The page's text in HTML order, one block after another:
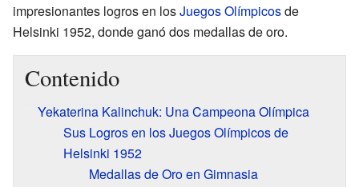
impresionantes logros en losJuegos Olímpicosde
Helsinki 1952, donde ganó dos medallas de oro.
Contenido
Yekaterina Kalinchuk: Una Campeona Olímpica
Sus Logros en los Juegos Olímpicos de
Helsinki 1952
Medallas de Oro en Gimnasia